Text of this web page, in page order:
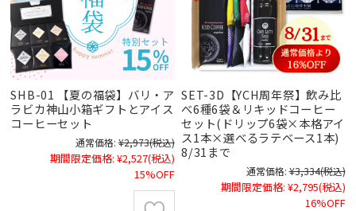
SHB-01 【夏の福袋】バリ・ア
ラビカ神山小箱ギフトとアイス
コーヒーセット
通常価格: ¥2,973(税込)
期間限定価格: ¥2,527(税込)
15%OFF
SET-3D【YCH周年祭】飲み比
べ6種6袋＆リキッドコーヒー
セット(ドリップ6袋×本格アイ
ス1本×選べるラテベース1本)
8/31まで
通常価格: ¥3,334(税込)
期間限定価格: ¥2,795(税込)
16%OFF